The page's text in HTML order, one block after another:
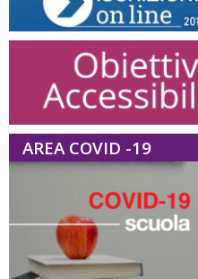
AREA COVID -19